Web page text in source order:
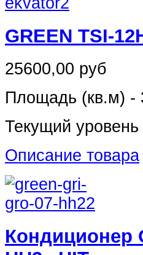
GREEN TSI-
25600,00 руб
Площадь (кв.м) -
Текущий уровень
Описание товара
Кондиционер